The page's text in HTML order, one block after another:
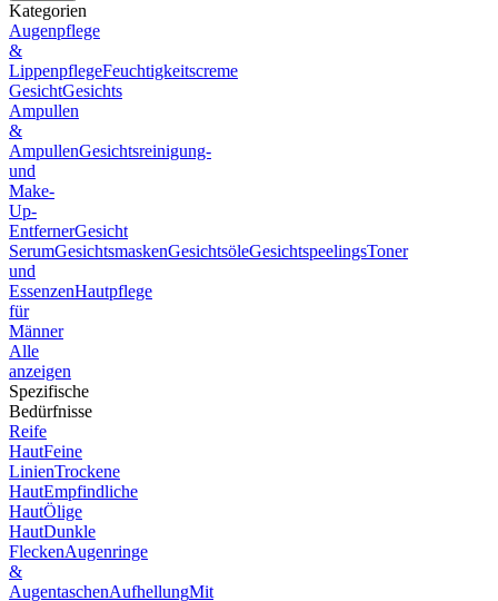
Kategorien
Augenpflege
&
LippenpflegeFeuchtigkeitscreme
GesichtGesichts
Ampullen
&
AmpullenGesichtsreinigung-
und
Make-
Up-
EntfernerGesicht
SerumGesichtsmaskenGesichtsöleGesichtspeelingsToner
und
EssenzenHautpflege
für
Männer
Alle
anzeigen
Spezifische
Bedürfnisse
Reife
HautFeine
LinienTrockene
HautEmpfindliche
HautÖlige
HautDunkle
FleckenAugenringe
&
AugentaschenAufhellungMit